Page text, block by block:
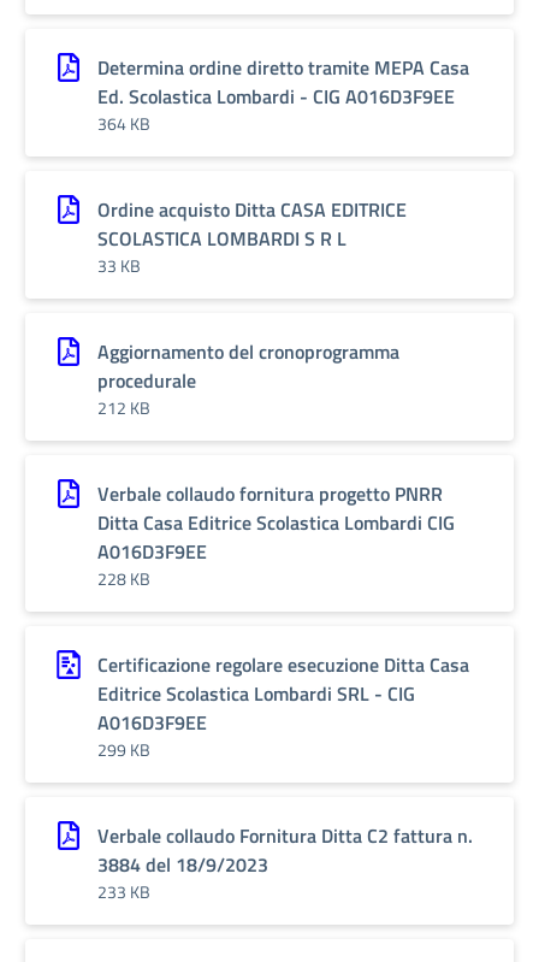
Determina ordine diretto tramite MEPA Casa
Ed. Scolastica Lombardi - CIG A016D3F9EE
364 KB
Ordine acquisto Ditta CASA EDITRICE
SCOLASTICA LOMBARDI S R L
33 KB
Aggiornamento del cronoprogramma
procedurale
212 KB
Verbale collaudo fornitura progetto PNRR
Ditta Casa Editrice Scolastica Lombardi CIG
A016D3F9EE
228 KB
Certificazione regolare esecuzione Ditta Casa
Editrice Scolastica Lombardi SRL - CIG
A016D3F9EE
299 KB
Verbale collaudo Fornitura Ditta C2 fattura n.
3884 del 18/9/2023
233 KB